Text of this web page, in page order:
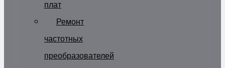
плат
Ремонт
частотных
преобразователей